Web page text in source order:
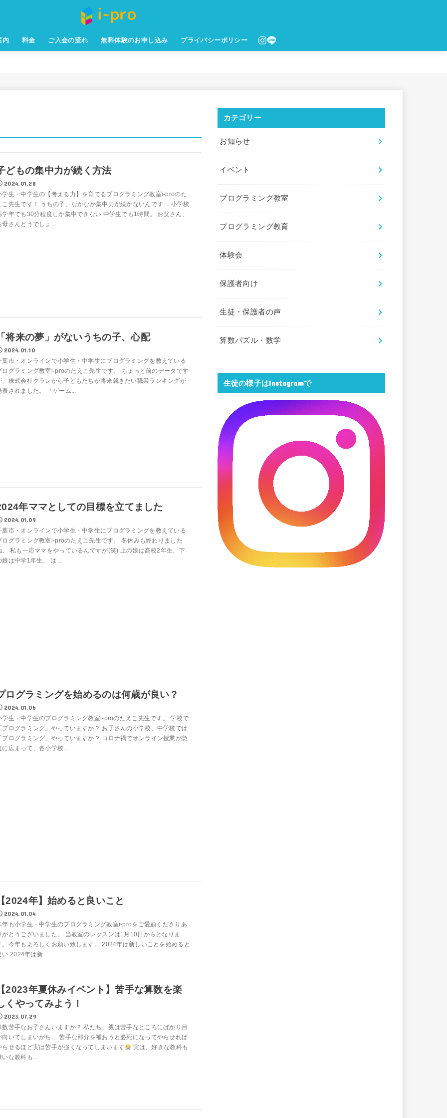
内 料金 ご入会の流れ 無料体験のお申し込み プライバシーポリシー
どもの集中力が続く方法
2024.01.28
学生・中学生の【考える力】を育てるプログラミング教室i-proのた
こ先生です！ うちの子、なかなか集中力が続かないんです… 小学校
学年でも30分程度しか集中できない 中学生でも1時間。 お父さん、
母さんどうでしょ...
将来の夢」がないうちの子、心配
2024.01.10
葉市・オンラインで小学生・中学生にプログラミングを教えている
ログラミング教室i-proのたえこ先生です。 ちょっと前のデータです
、株式会社クラレから子どもたちが将来就きたい職業ランキングが
表されました。 「ゲーム...
年ママとしての目標を立てました
2024.01.09
葉市・オンラインで小学生・中学生にプログラミングを教えている
ログラミング教室i-proのたえこ先生です。 冬休みも終わりました
。 私も一応ママをやっているんですが(笑) 上の娘は高校2年生、下
娘は中学1年生。 は...
ログラミングを始めるのは何歳が良い？
2024.01.06
学生・中学生のプログラミング教室i-proのたえこ先生です。 学校で
プログラミング」やっていますか？ お子さんの小学校、中学校では
プログラミング」やっていますか？ コロナ禍でオンライン授業が急
に広まって、各小学校...
2024年】始めると良いこと
2024.01.04
年も小学生・中学生のプログラミング教室i-proをご愛顧くださりあ
がとうございました。 当教室のレッスンは1月10日からとなりま
。今年もよろしくお願い致します。 2024年は新しいことを始めると
い 2024年は新...
2023年夏休みイベント】苦手な算数を楽
くやってみよう！
2023.07.29
数苦手なお子さんいますか？ 私たち、親は苦手なところにばかり目
向いてしまいがち… 苦手な部分を補おうと必死になってやらせれば
らせるほど実は苦手が強くなってしまいます
実は、好きな教科も
いな教科も...
カテゴリー
お知らせ
イベント
プログラミング教室
プログラミング教育
体験会
保護者向け
生徒・保護者の声
算数パズル・数学
生徒の様子はInstagramで